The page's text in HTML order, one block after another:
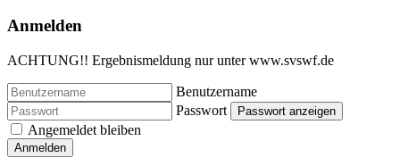
Anmelden
ACHTUNG!! Ergebnismeldung nur unter www.svswf.de
Benutzername
Passwort
Passwort anzeigen
Angemeldet bleiben
Anmelden